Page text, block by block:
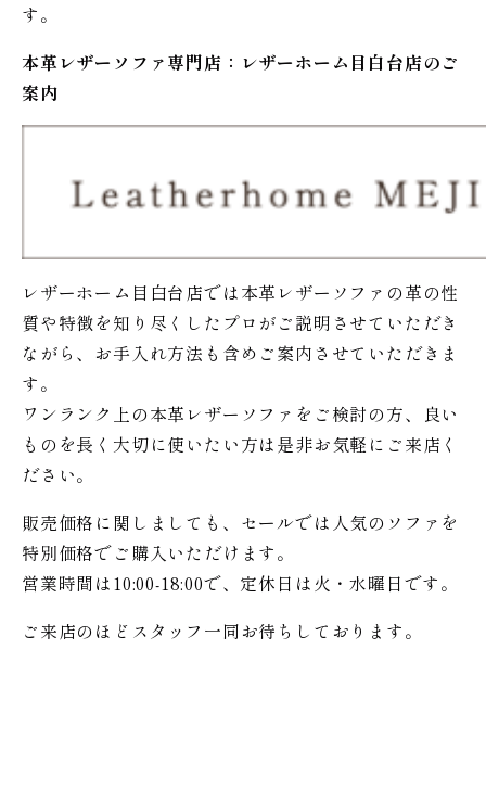
す。
本革レザーソファ専門店：レザーホーム 目白台店のご
案内
レザーホーム目白台店では本革レザーソファの革の性
質や特徴を知り尽くしたプロがご説明させていただき
ながら、お手入れ方法も含めご案内させていただきま
す。
ワンランク上の本革レザーソファをご検討の方、良い
ものを長く大切に使いたい方は是非お気軽にご来店く
ださい。
販売価格に関しましても、セールでは人気のソファを
特別価格でご購入いただけます。
営業時間は10:00-18:00で、定休日は火・水曜日です。
ご来店のほどスタッフ一同お待ちしております。